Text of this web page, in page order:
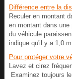
Différence entre la
Reculer en montant
en montant dans
du véhicule
indique qu'il y a 1,0
Pour protéger votre
Lavez et cirez
Examinez toujours